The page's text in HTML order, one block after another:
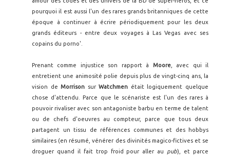
pourquoi il est aussi l'un des rares grands britanniques de cette
époque à continuer à écrire périodiquement pour les deux
grands éditeurs - entre deux voyages à Las Vegas avec ses
copains du porno'.
Prenant comme injustice son rapport à Moore, avec qui il
entretient une animosité polie depuis plus de vingt-cinq ans, la
vision deMorrison surWatchmen était logiquement quelque
chose d'attendu. Parce que le scénariste est l'un des rares à
pouvoir rivaliser avec son antagoniste barbu en terme de talent
ou de chefs d'oeuvres au compteur, parce que tous deux
partagent un tissu de références communes et des hobbys
similaires (en résumé, vénérer des divinités magico-fictives et se
droguer quand il fait trop froid pour aller au pub), et parce